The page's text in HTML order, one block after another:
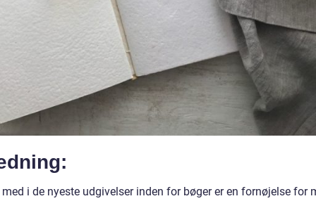
i de nyeste udgivelser inden for bøger er en fornøjelse for